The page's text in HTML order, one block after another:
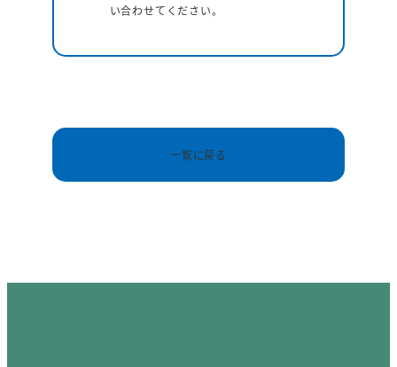
い合わせてください。
一覧に戻る